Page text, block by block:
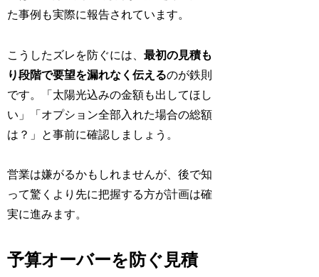
た事例も実際に報告されています。
こうしたズレを防ぐには、最初の見積も
り段階で要望を漏れなく伝えるのが鉄則
です。「太陽光込みの金額も出してほし
い」「オプション全部入れた場合の総額
は？」と事前に確認しましょう。
営業は嫌がるかもしれませんが、後で知
って驚くより先に把握する方が計画は確
実に進みます。
予算オーバーを防ぐ見積